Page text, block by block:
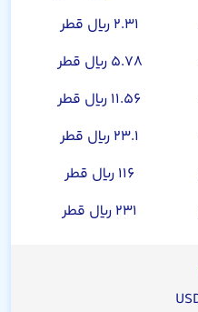
۲.۳۱ ریال قطر
۵.۷۸ ریال قطر
۱۱.۵۶ ریال قطر
۲۳.۱ ریال قطر
۱۱۶ ریال قطر
۲۳۱ ریال قطر